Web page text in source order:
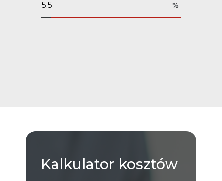
%
Kalkulator kosztów